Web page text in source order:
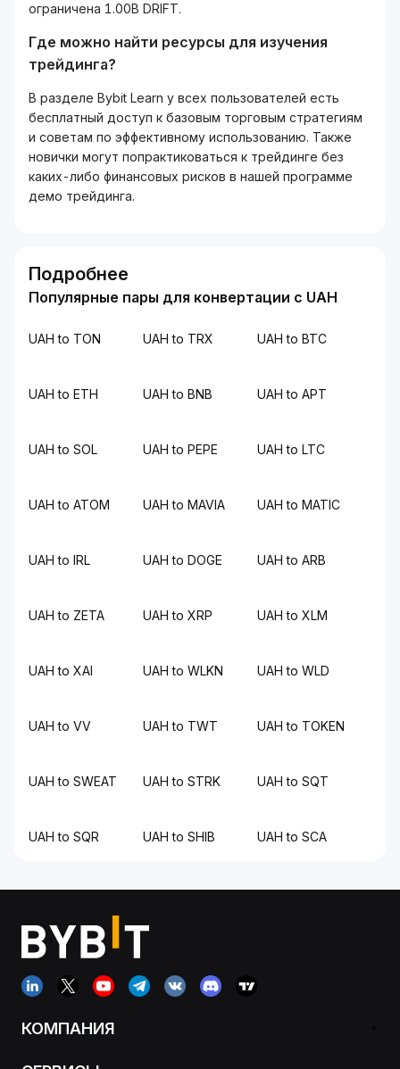
ограничена 1.00B DRIFT.
Где можно найти ресурсы для изучения
трейдинга?
В разделе Bybit Learn у всех пользователей есть
бесплатный доступ к базовым торговым стратегиям
и советам по эффективному использованию. Также
новички могут попрактиковаться к трейдинге без
каких-либо финансовых рисков в нашей программе
демо трейдинга.
Подробнее
Популярные пары для конвертации с UAH
UAH to TON UAH to TRX UAH to BTC
UAH to ETH UAH to BNB UAH to APT
UAH to SOL UAH to PEPE UAH to LTC
UAH to ATOM UAH to MAVIA UAH to MATIC
UAH to IRL UAH to DOGE UAH to ARB
UAH to ZETA UAH to XRP UAH to XLM
UAH to XAI UAH to WLKN UAH to WLD
UAH to VV UAH to TWT UAH to TOKEN
UAH to SWEAT UAH to STRK UAH to SQT
UAH to SQR UAH to SHIB UAH to SCA
КОМПАНИЯ